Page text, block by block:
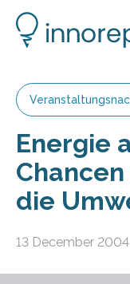
Energie
die
13 December 2004